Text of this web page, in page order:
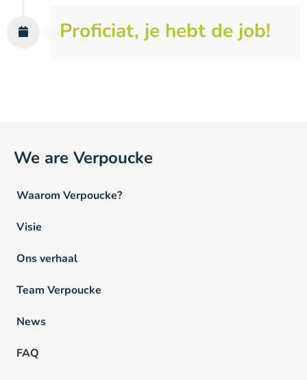
Proficiat, je hebt de job!
We are Verpoucke
Waarom Verpoucke?
Visie
Ons verhaal
Team Verpoucke
News
FAQ